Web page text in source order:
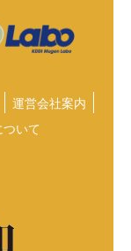
運営会社案内
いて